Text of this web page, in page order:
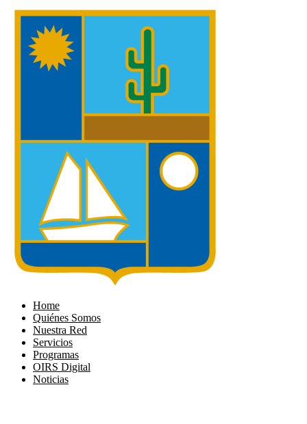
contenido
Home
Quiénes Somos
Nuestra Red
Servicios
Programas
OIRS Digital
Noticias